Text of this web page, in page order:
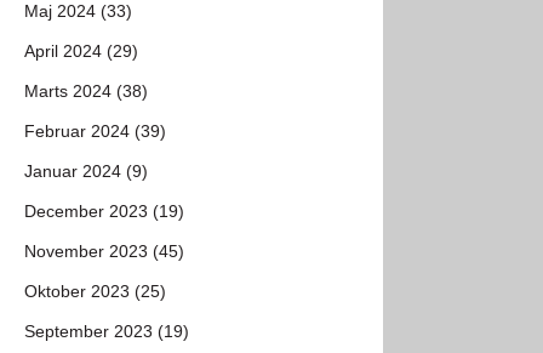
Maj 2024 (33)
April 2024 (29)
Marts 2024 (38)
Februar 2024 (39)
Januar 2024 (9)
December 2023 (19)
November 2023 (45)
Oktober 2023 (25)
September 2023 (19)